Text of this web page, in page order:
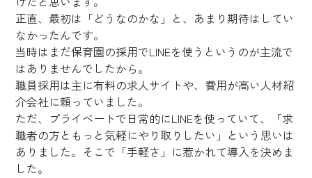
正直、最初は「どうなのかな」と、あまり期待はしてい
なかったんです。
当時はまだ保育園の採用でLINEを使うというのが主流で
はありませんでしたから。
職員採用は主に有料の求人サイトや、費用が高い人材紹
介会社に頼っていました。
ただ、プライベートで日常的にLINEを使っていて、「求
職者の方ともっと気軽にやり取りしたい」という思いは
ありました。そこで「手軽さ」に惹かれて導入を決めま
した。